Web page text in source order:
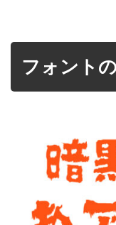
フォント